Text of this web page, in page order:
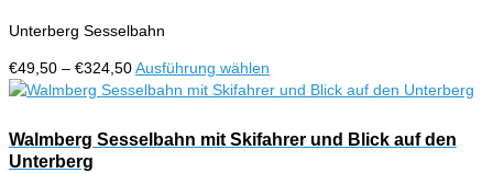
können
auf
Produktseite
Unterberg Sesselbahn
€49,50 – €324,50Preisspanne:
€49,50
€324,50
Ausführung wählen
Produkt
mehrere
Varianten
Walmberg Sesselbahn mit Skifahrer und Blick auf den
Unterberg